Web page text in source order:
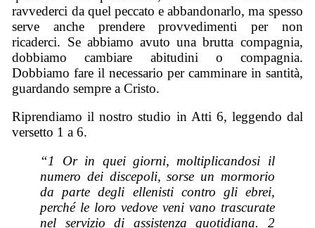
ravvederci da quel peccato e abbandonarlo, ma spesso
serve anche prendere provvedimenti per non
ricaderci. Se abbiamo avuto una brutta compagnia,
dobbiamo cambiare abitudini o compagnia.
Dobbiamo fare il necessario per camminare in santità,
guardando sempre a Cristo.
Riprendiamo il nostro studio in Atti 6, leggendo dal
versetto 1 a 6.
“1 Or in quei giorni, moltiplicandosi il
numero dei discepoli, sorse un mormorio
da parte degli ellenisti contro gli ebrei,
perché le loro vedove veni vano trascurate
nel servizio di assistenza quotidiana. 2